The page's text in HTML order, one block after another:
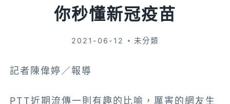
你秒懂新冠疫苗
2021-06-12 未分類
記者陳偉婷／報導
PTT近期流傳一則有趣的比喻，厲害的網友生